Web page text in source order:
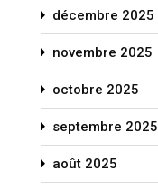
décembre 2025
novembre 2025
octobre 2025
septembre 2025
août 2025